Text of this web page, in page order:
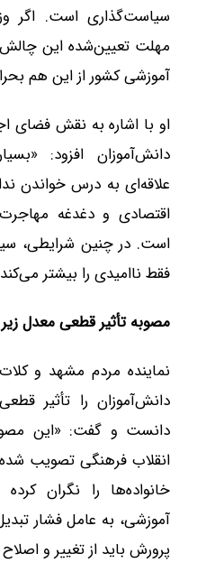
سیاست‌گذاری است. اگر
مهلت تعیین‌شده این
آموزشی کشور از این هم
او با اشاره به نقش فضای
دانش‌آموزان افزود:
علاقه‌ای به درس خواندن
اقتصادی و دغدغه
است. در چنین شرایطی،
فقط ناامیدی را بیشتر
مصوبه تأثیر قطعی معدل زیر
نماینده مردم مشهد و
دانش‌آموزان را تأثیر
دانست و گفت: «این
انقلاب فرهنگی تصویب
خانواده‌ها را نگران
آموزشی، به عامل فشار
پرورش باید از تغییر و